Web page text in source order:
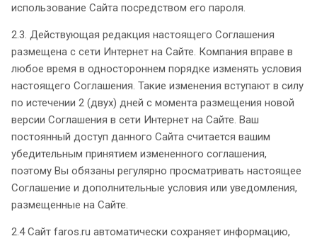
использование Сайта посредством его пароля.
2.3. Действующая редакция настоящего Соглашения
размещена с сети Интернет на Сайте. Компания вправе в
любое время в одностороннем порядке изменять условия
настоящего Соглашения. Такие изменения вступают в силу
по истечении 2 (двух) дней с момента размещения новой
версии Соглашения в сети Интернет на Сайте. Ваш
постоянный доступ данного Сайта считается вашим
убедительным принятием измененного соглашения,
поэтому Вы обязаны регулярно просматривать настоящее
Соглашение и дополнительные условия или уведомления,
размещенные на Сайте.
2.4 Сайт faros.ru автоматически сохраняет информацию,